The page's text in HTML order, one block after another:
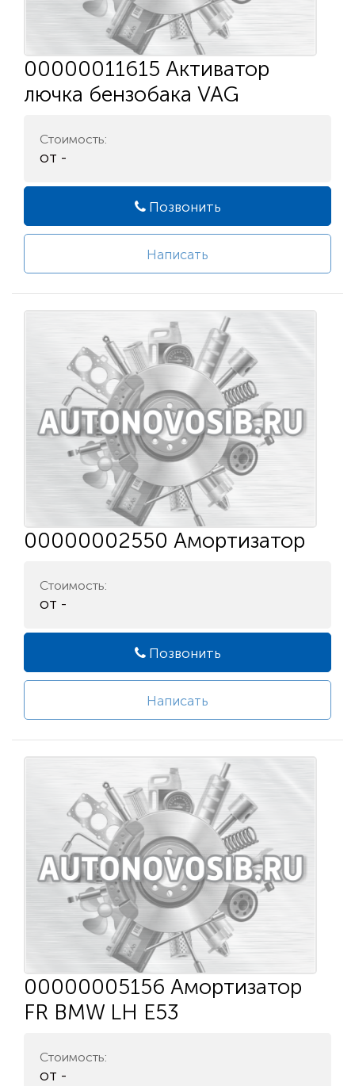
00000011615 Активатор
лючка бензобака VAG
Стоимость:
от -
Позвонить
Написать
00000002550 Амортизатор
Стоимость:
от -
Позвонить
Написать
00000005156 Амортизатор
FR BMW LH E53
Стоимость:
от -